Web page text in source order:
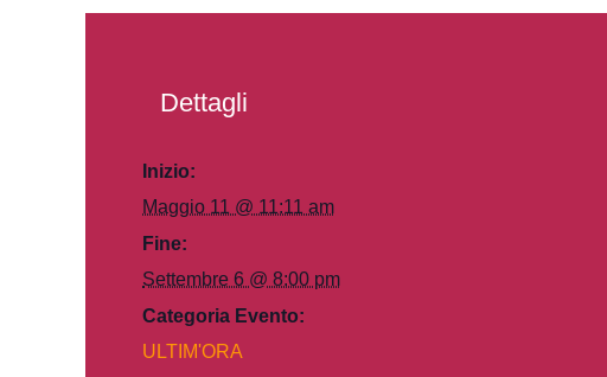
Dettagli
Inizio:
Maggio 11 @ 11:11 am
Fine:
Settembre 6 @ 8:00 pm
Categoria Evento:
ULTIM'ORA